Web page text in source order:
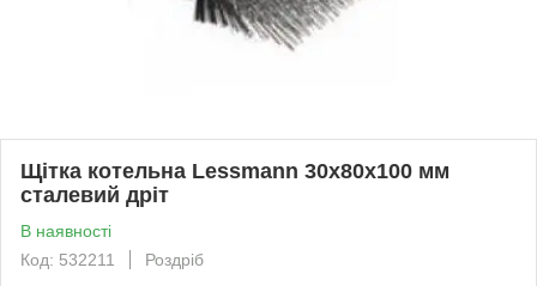
Щітка котельна Lessmann 30х80х100 мм
сталевий дріт
В наявності
Код: 532211
Роздріб